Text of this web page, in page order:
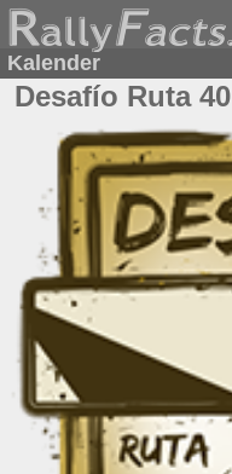
Kalender
Desafío Ruta 40